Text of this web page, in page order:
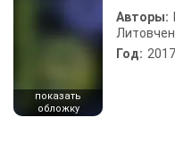
показать
обложку
Авторы:
Год: 2017